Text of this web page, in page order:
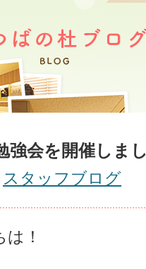
強会を開催しま
スタッフブログ
！